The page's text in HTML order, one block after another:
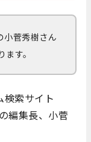
菅秀樹さん
す。
検索サイト
編集長、小菅